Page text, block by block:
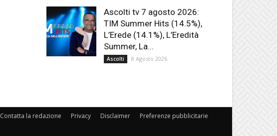
Ascolti tv 7 agosto 2026:
TIM Summer Hits (14.5%),
L’Erede (14.1%), L’Eredità
Summer, La...
Ascolti 8 Agosto 2026
Contatta la redazione Privacy Disclaimer Preferenze pubblicitarie